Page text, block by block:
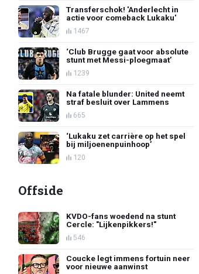
Transferschok! 'Anderlecht in
actie voor comeback Lukaku'
1467
‘Club Brugge gaat voor absolute
stunt met Messi-ploegmaat’
1239
Na fatale blunder: United neemt
straf besluit over Lammens
665
‘Lukaku zet carrière op het spel
bij miljoenenpuinhoop’
120
Offside
KVDO-fans woedend na stunt
Cercle: "Lijkenpikkers!"
546
Coucke legt immens fortuin neer
voor nieuwe aanwinst